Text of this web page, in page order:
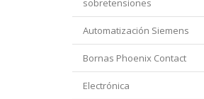
sobretensiones
Automatización Siemens
Bornas Phoenix Contact
Electrónica